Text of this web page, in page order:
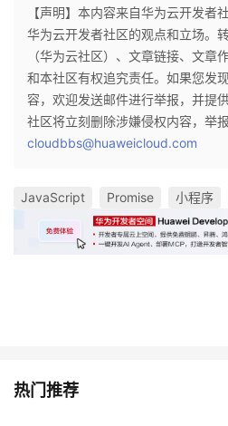
【声明】本内容来自华为云开发者
华为云开发者社区的观点和立场。
（华为云社区）、文章链接、文章
和本社区有权追究责任。如果您发
容，欢迎发送邮件进行举报，并提
社区将立刻删除涉嫌侵权内容，举报
cloudbbs@huaweicloud.com
JavaScript Promise 小程序
热门推荐